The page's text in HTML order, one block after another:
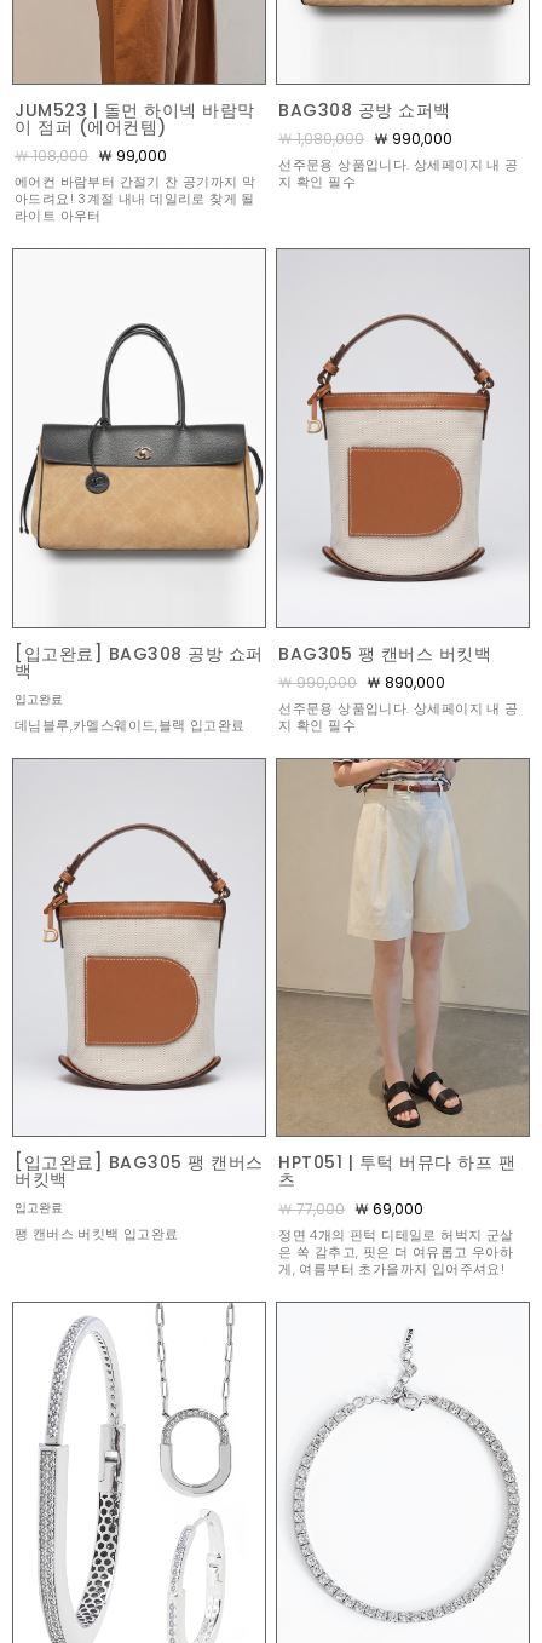
JUM523 | 돌먼 하이넥 바람막
이 점퍼 (에어컨템)
￦ 108,000 ￦ 99,000
에어컨 바람부터 간절기 찬 공기까지 막
아드려요! 3계절 내내 데일리로 찾게 될
라이트 아우터
BAG308 공방 쇼퍼백
￦ 1,080,000 ￦ 990,000
선주문용 상품입니다. 상세페이지 내 공
지 확인 필수
[입고완료] BAG308 공방 쇼퍼
백
입고완료
데님블루,카멜스웨이드,블랙 입고완료
BAG305 팽 캔버스 버킷백
￦ 990,000 ￦ 890,000
선주문용 상품입니다. 상세페이지 내 공
지 확인 필수
[입고완료] BAG305 팽 캔버스
버킷백
입고완료
팽 캔버스 버킷백 입고완료
HPT051 | 투턱 버뮤다 하프 팬
츠
￦ 77,000 ￦ 69,000
정면 4개의 핀턱 디테일로 허벅지 군살
은 쏙 감추고, 핏은 더 여유롭고 우아하
게, 여름부터 초가을까지 입어주셔요!